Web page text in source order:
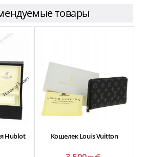
товары
Hublot Кошелек Louis Vuitton